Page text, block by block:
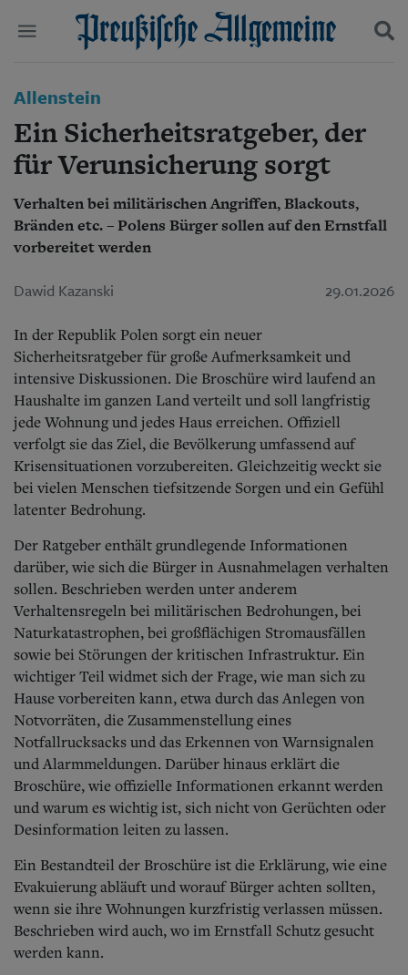
Start
Wer wir sind
Aktuelle Ausgabe
Abonnenten-Login
Abonnent werden
Abo Prämien
Archiv
Wirtschaft
Panorama
Gesellschaft
Leben
Geschichte
Ostpreußen
Bücher
Kontakt
Impressum
Datenschutz
Suchen und finden
Allenstein
Ein Sicherheitsratgeber, der
für Verunsicherung sorgt
Verhalten bei militärischen Angriffen, Blackouts,
Bränden etc. – Polens Bürger sollen auf den Ernstfall
vorbereitet werden
Dawid Kazanski 29.01.2026
In der Republik Polen sorgt ein neuer
Sicherheitsratgeber für große Aufmerksamkeit und
intensive Diskussionen. Die Broschüre wird laufend an
Haushalte im ganzen Land verteilt und soll langfristig
jede Wohnung und jedes Haus erreichen. Offiziell
verfolgt sie das Ziel, die Bevölkerung umfassend auf
Krisensituationen vorzubereiten. Gleichzeitig weckt sie
bei vielen Menschen tiefsitzende Sorgen und ein Gefühl
latenter Bedrohung.
Der Ratgeber enthält grundlegende Informationen
darüber, wie sich die Bürger in Ausnahmelagen verhalten
sollen. Beschrieben werden unter anderem
Verhaltensregeln bei militärischen Bedrohungen, bei
Naturkatastrophen, bei großflächigen Stromausfällen
sowie bei Störungen der kritischen Infrastruktur. Ein
wichtiger Teil widmet sich der Frage, wie man sich zu
Hause vorbereiten kann, etwa durch das Anlegen von
Notvorräten, die Zusammenstellung eines
Notfallrucksacks und das Erkennen von Warnsignalen
und Alarmmeldungen. Darüber hinaus erklärt die
Broschüre, wie offizielle Informationen erkannt werden
und warum es wichtig ist, sich nicht von Gerüchten oder
Desinformation leiten zu lassen.
Ein Bestandteil der Broschüre ist die Erklärung, wie eine
Evakuierung abläuft und worauf Bürger achten sollten,
wenn sie ihre Wohnungen kurzfristig verlassen müssen.
Beschrieben wird auch, wo im Ernstfall Schutz gesucht
werden kann.